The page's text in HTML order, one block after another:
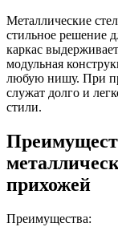
Металлические
стильное решение
каркас
модульная
любую нишу. При
служат долго и
стили.
прихожей
Преимущества: